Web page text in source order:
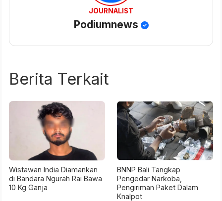
JOURNALIST
Podiumnews
Berita Terkait
Wistawan India Diamankan
di Bandara Ngurah Rai Bawa
10 Kg Ganja
BNNP Bali Tangkap
Pengedar Narkoba,
Pengiriman Paket Dalam
Knalpot